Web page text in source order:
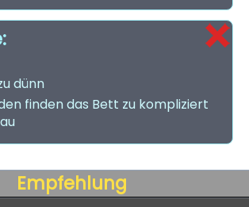
dünn
finden das Bett zu kompliziert
Empfehlung